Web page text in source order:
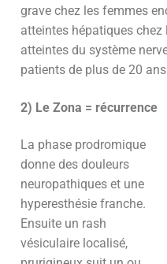
grave chez les femmes
atteintes hépatiques
atteintes du système
patients de plus de 20
2) Le Zona = récurrence
La phase prodromique
donne des douleurs
neuropathiques et une
hyperesthésie franche.
Ensuite un rash
vésiculaire localisé,